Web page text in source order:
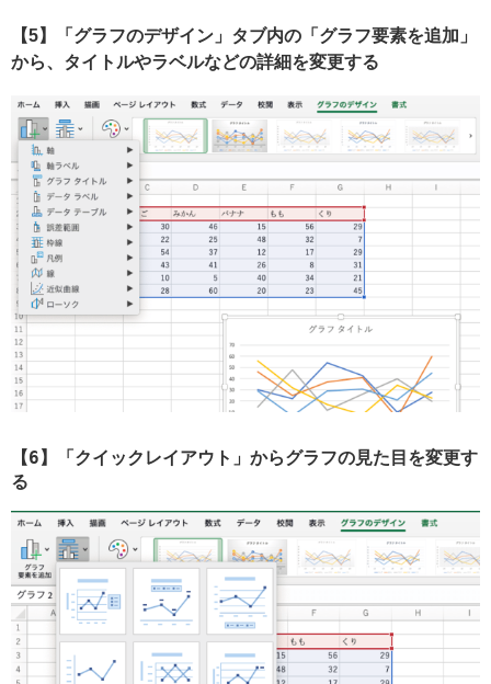
【5】「グラフのデザイン」タブ内の「グラフ要素を追加」
から、タイトルやラベルなどの詳細を変更する
【6】「クイックレイアウト」からグラフの見た目を変更す
る